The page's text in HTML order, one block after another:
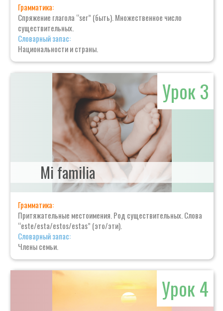
Грамматика:
Спряжение глагола “ser” (быть). Множественное число
существительных.
Словарный запас:
Национальности и страны.
Урок 3
Mi familia
Грамматика:
Притяжательные местоимения. Род существительных. Слова
“este/esta/estos/estas” (это/эти).
Словарный запас:
Члены семьи.
Урок 4